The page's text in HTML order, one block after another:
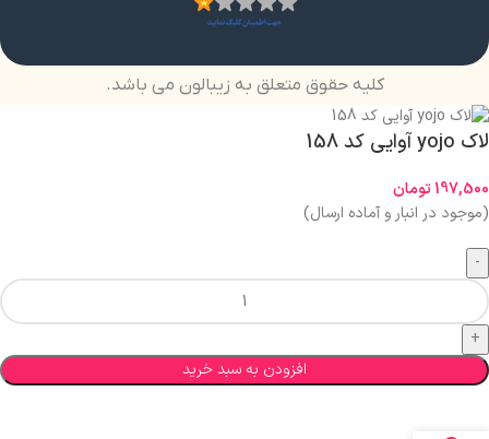
کلیه حقوق متعلق به زیبالون می باشد.
لاک yojo آوایی کد 158
197,500تومان
(موجود در انبار و آماده ارسال)
افزودن به سبد خرید